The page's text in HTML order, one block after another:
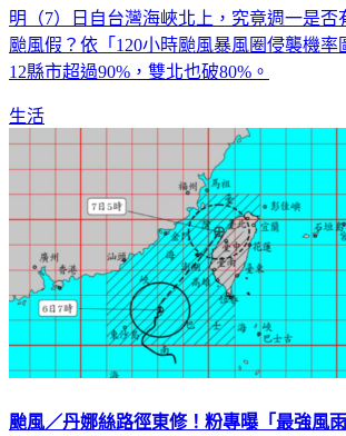
明（7）日自台灣海峽北上，究竟週一是否
颱風假？依「120小時颱風暴風圈侵襲機率
12縣市超過90%，雙北也破80%。
生活
颱風／丹娜絲路徑東修！粉專曝「最強風